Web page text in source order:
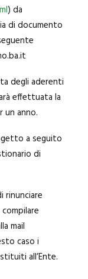
) da
di documento
degli aderenti
effettuata la
un anno.
a seguito
di
rinunciare
mail
caso i
all’Ente.